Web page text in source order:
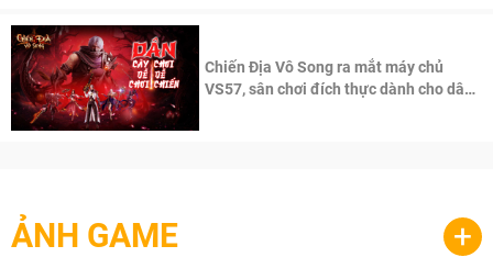
Chiến Địa Vô Song ra mắt máy chủ
VS57, sân chơi đích thực dành cho dân
ẢNH GAME +